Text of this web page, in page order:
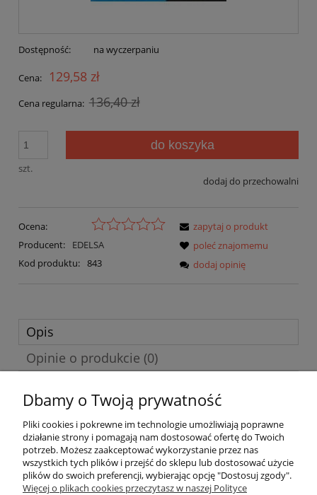
Dostępność: na wyczerpaniu
Cena: 129,58 zł
Cena regularna: 136,40 zł
szt.
do koszyka
dodaj do przechowalni
Ocena:
Producent:
EDELSA
Kod produktu: 843
zapytaj o produkt
poleć znajomemu
dodaj opinię
Opis
Opinie o produkcie (0)
EAN: 9788477110965
O nas
Płatności i dostawa
Dbamy o Twoją prywatność
Pliki cookies i pokrewne im technologie umożliwiają poprawne
działanie strony i pomagają nam dostosować ofertę do Twoich
potrzeb. Możesz zaakceptować wykorzystanie przez nas
wszystkich tych plików i przejść do sklepu lub dostosować użycie
plików do swoich preferencji, wybierając opcję "Dostosuj zgody".
Więcej o plikach cookies przeczytasz w naszej Polityce